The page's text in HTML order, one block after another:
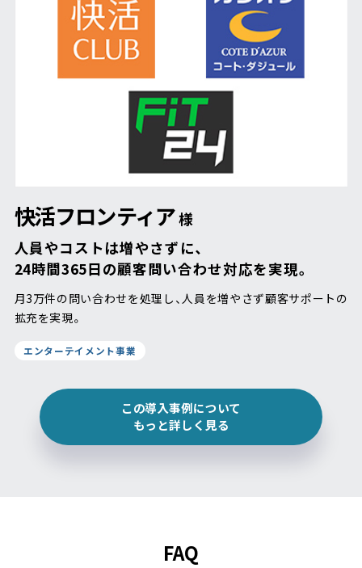
快活フロンティア様
人員やコストは増やさずに、
24時間365日の顧客問い合わせ対応を実現。
月3万件の問い合わせを処理し、人員を増やさず顧客サポートの
拡充を実現。
エンターテイメント事業
この導入事例について
もっと詳しく見る
FAQ